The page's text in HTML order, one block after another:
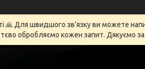
Для швидшого зв’язку ви можете
обробляємо кожен запит. Дякуємо за